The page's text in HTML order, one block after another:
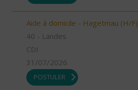
Aide à domicile - Hagetmau (H/F)
40 - Landes
CDI
31/07/2026
POSTULER